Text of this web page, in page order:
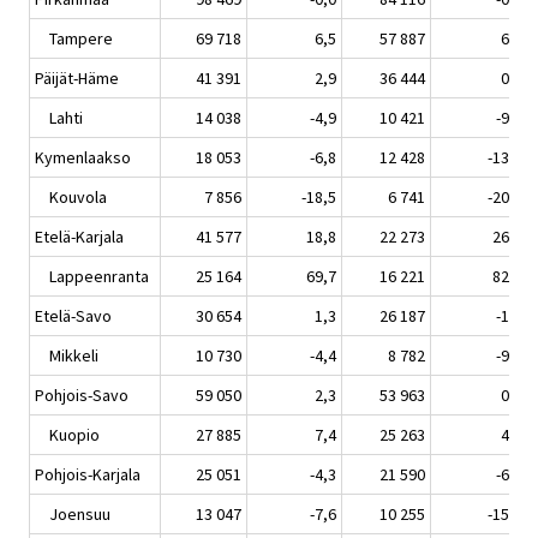
Tampere
69 718 6,5 57 887
6,2
Päijät-Häme
41 391 2,9 36 444
0,3
Lahti
14 038 -4,9 10 421
-9,1
Kymenlaakso
18 053 -6,8 12 428
-13,0
Kouvola
7 856 -18,5 6 741
-20,9
Etelä-Karjala
41 577 18,8 22 273
26,1
Lappeenranta
25 164 69,7 16 221
82,1
Etelä-Savo
30 654 1,3 26 187
-1,6
Mikkeli
10 730 -4,4 8 782
-9,0
Pohjois-Savo
59 050 2,3 53 963
0,3
Kuopio
27 885 7,4 25 263
4,5
Pohjois-Karjala
25 051 -4,3 21 590
-6,3
Joensuu
13 047 -7,6 10 255 -15,0